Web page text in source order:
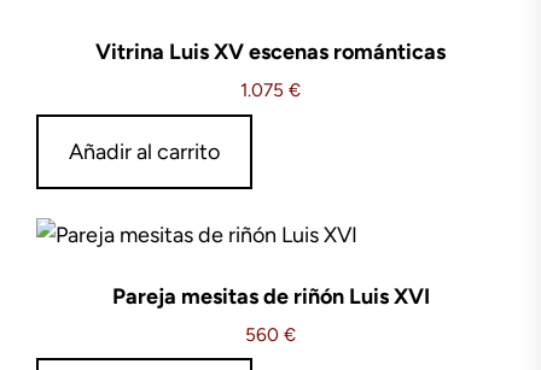
Vitrina Luis XV escenas románticas
1.075 €
Añadir al carrito
Pareja mesitas de riñón Luis XVI
560 €